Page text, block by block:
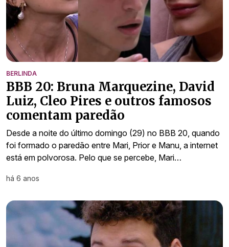
BERLINDA
BBB 20: Bruna Marquezine, David
Luiz, Cleo Pires e outros famosos
comentam paredão
Desde a noite do último domingo (29) no BBB 20, quando
foi formado o paredão entre Mari, Prior e Manu, a internet
está em polvorosa. Pelo que se percebe, Mari…
há 6 anos